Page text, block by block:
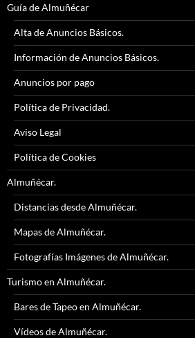
Guía de Almuñécar
Alta de Anuncios Básicos.
Información de Anuncios Básicos.
Anuncios por pago
Política de Privacidad.
Aviso Legal
Política de Cookies
Almuñécar.
Distancias desde Almuñécar.
Mapas de Almuñécar.
Fotografías Imágenes de Almuñécar.
Turismo en Almuñécar.
Bares de Tapeo en Almuñécar.
Vídeos de Almuñécar.